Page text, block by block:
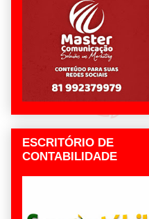
ESCRITÓRIO DE
CONTABILIDADE